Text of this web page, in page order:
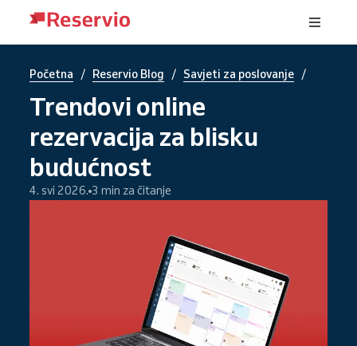
Početna / Reservio Blog / Savjeti za poslovanje /
Trendovi online
rezervacija za blisku
budućnost
4. svi 2026. 3 min za čitanje